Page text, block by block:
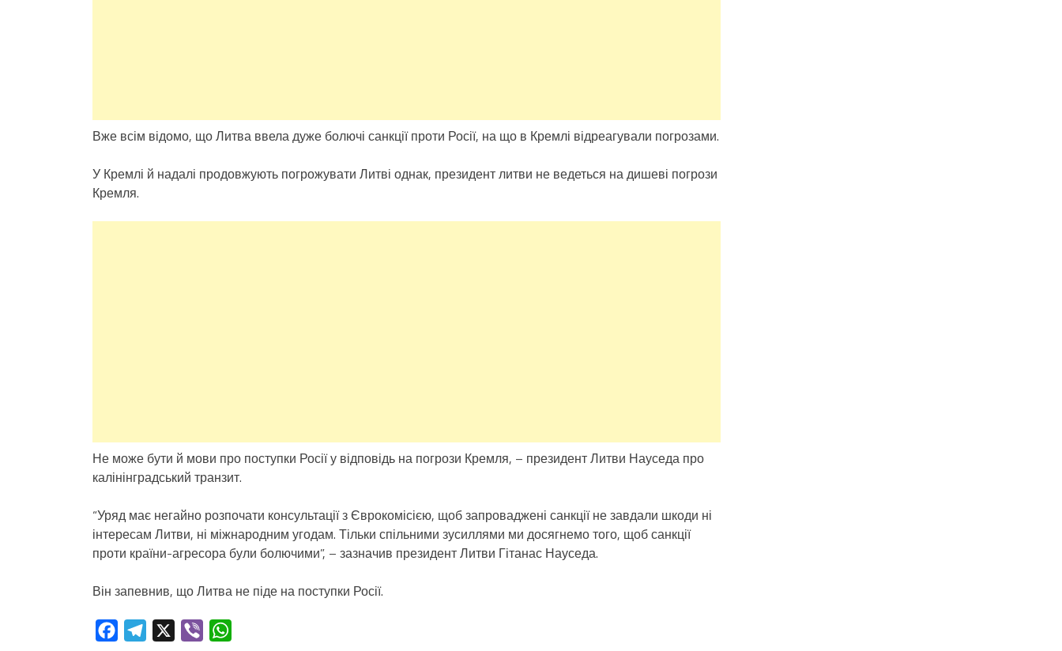
Вже всім відомо, що Литва ввела дуже болючі санкції проти Росії, на що в Кремлі відреагували погрозами.
У Кремлі й надалі продовжують погрожувати Литві однак, президент литви не ведеться на дишеві погрози
Кремля.
Не може бути й мови про поступки Росії у відповідь на погрози Кремля, – президент Литви Науседа про
калінінградський транзит.
“Уряд має негайно розпочати консультації з Єврокомісією, щоб запроваджені санкції не завдали шкоди ні
інтересам Литви, ні міжнародним угодам. Тільки спільними зусиллями ми досягнемо того, щоб санкції
проти країни-агресора були болючими”, – зазначив президент Литви Гітанас Науседа.
Він запевнив, що Литва не піде на поступки Росії.
FacebookTelegram Viber